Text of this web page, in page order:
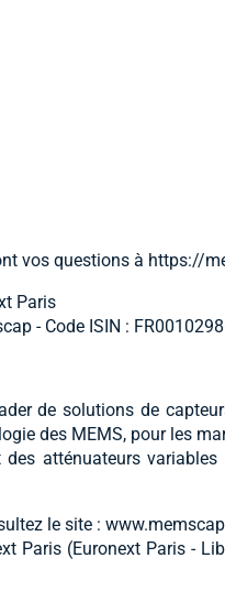
vos questions à https://
Paris
- Code ISIN :
de solutions de
des MEMS, pour les
des atténuateurs
le site :
Paris (Euronext Paris -